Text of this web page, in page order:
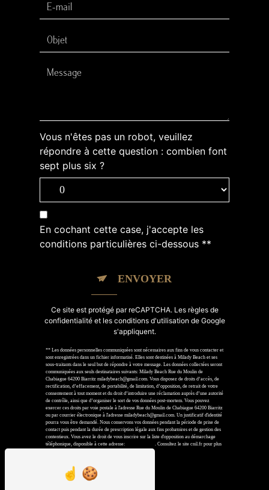
Vous n'êtes pas un robot, veuillez
répondre à cette question : combien font
sept plus six ?
En cochant cette case, j'accepte les
conditions particulières ci-dessous **
ENVOYER
Ce site est protégé par reCAPTCHA. Les règles de
confidentialitéet les conditions d'utilisation de Google
s'appliquent.
** Les données personnelles communiquées sont nécessaires aux fins de vous contacter et
sont enregistrées dans un fichier informatisé. Elles sont destinées à Milady Beach et ses
sous-traitants dans le seul but de répondre à votre message. Les données collectées seront
communiquées aux seuls destinataires suivants: Milady Beach Rue du Moulin de
Chabiague 64200 Biarritz miladybeach@gmail.com. Vous disposez de droits d’accès, de
rectification, d’effacement, de portabilité, de limitation, d’opposition, de retrait de votre
consentement à tout moment et du droit d’introduire une réclamation auprès d’une autorité
de contrôle, ainsi que d’organiser le sort de vos données post-mortem. Vous pouvez
exercer ces droits par voie postale à l'adresse Rue du Moulin de Chabiague 64200 Biarritz
ou par courrier électronique à l'adresse miladybeach@gmail.com. Un justificatif d'identité
pourra vous être demandé. Nous conservons vos données pendant la période de prise de
contact puis pendant la durée de prescription légale aux fins probatoires et de gestion des
contentieux. Vous avez le droit de vous inscrire sur la liste d'opposition au démarchage
téléphonique, disponible à cette adresse:
. Consultez le site cnil.fr pour plus